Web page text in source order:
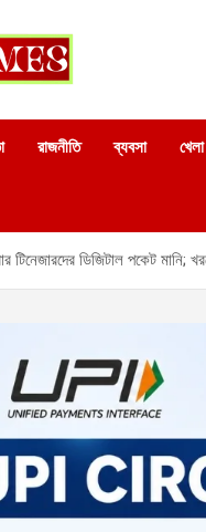
রাজনীতি ব্যবসা খেলা
ডিজিটাল পকেট মানি;